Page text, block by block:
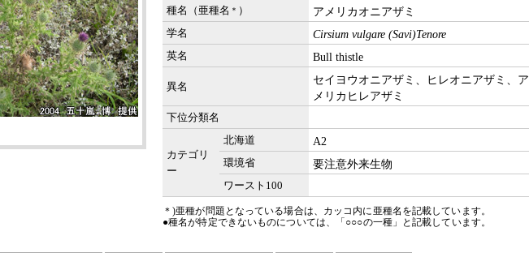
種名（亜種名 ＊ ） アメリカオニアザミ
学名 Cirsium vulgare (Savi)Tenore
英名 Bull thistle
異名
セイヨウオニアザミ、ヒレオニアザミ、ア
メリカヒレアザミ
下位分類名
カテゴリ
ー
北海道 A2
環境省 要注意外来生物
ワースト100
＊)亜種が問題となっている場合は、カッコ内に亜種名を記載しています。
●種名が特定できないものについては、「○○○の一種」と記載しています。